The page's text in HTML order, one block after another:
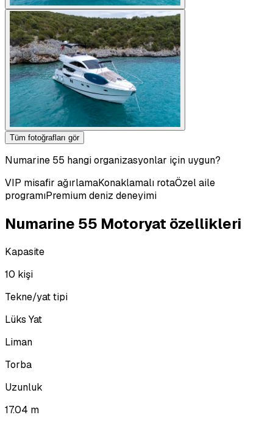
Tüm fotoğrafları gör
Numarine 55 hangi organizasyonlar için uygun?
VIP misafir ağırlamaKonaklamalı rotaÖzel aile
programıPremium deniz deneyimi
Numarine 55 Motoryat özellikleri
Kapasite
10 kişi
Tekne/yat tipi
Lüks Yat
Liman
Torba
Uzunluk
17.04 m